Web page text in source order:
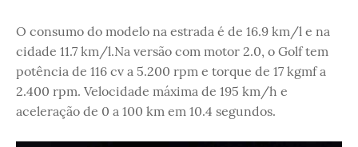
O consumo do modelo na estrada é de 16.9 km/l e na
cidade 11.7 km/l.Na versão com motor 2.0, o Golf tem
potência de 116 cv a 5.200 rpm e torque de 17 kgmf a
2.400 rpm. Velocidade máxima de 195 km/h e
aceleração de 0 a 100 km em 10.4 segundos.